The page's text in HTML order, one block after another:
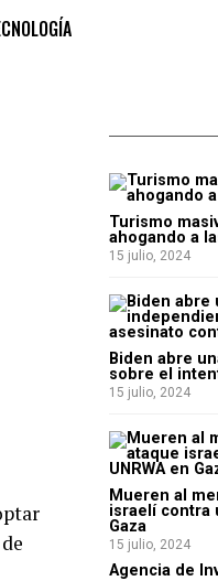
Turismo
ahogando a
15 julio, 2024
Biden abre
sobre el
15 julio, 2024
Mueren al
israelí contra
Gaza
15 julio, 2024
Agencia de